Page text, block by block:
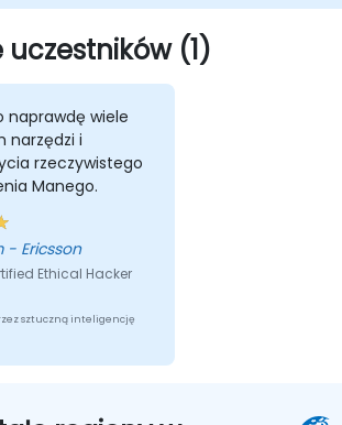
uczestników (1)
naprawdę wiele
narzędzi i
rzeczywistego
Manego.
Tamas Adam - Ericsson
Ethical Hacker
sztuczną inteligencję